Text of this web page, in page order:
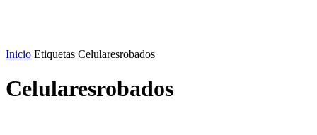
Inicio Etiquetas Celularesrobados
Celularesrobados